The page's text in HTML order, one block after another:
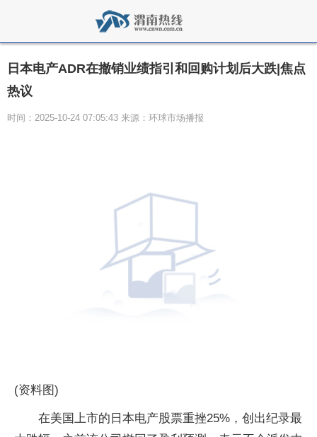
日本电产ADR在撤销业绩指引和回购计划后大跌|焦点
热议
时间：2025-10-24 07:05:43 来源：环球市场播报
(资料图)
在美国上市的日本电产股票重挫25%，创出纪录最